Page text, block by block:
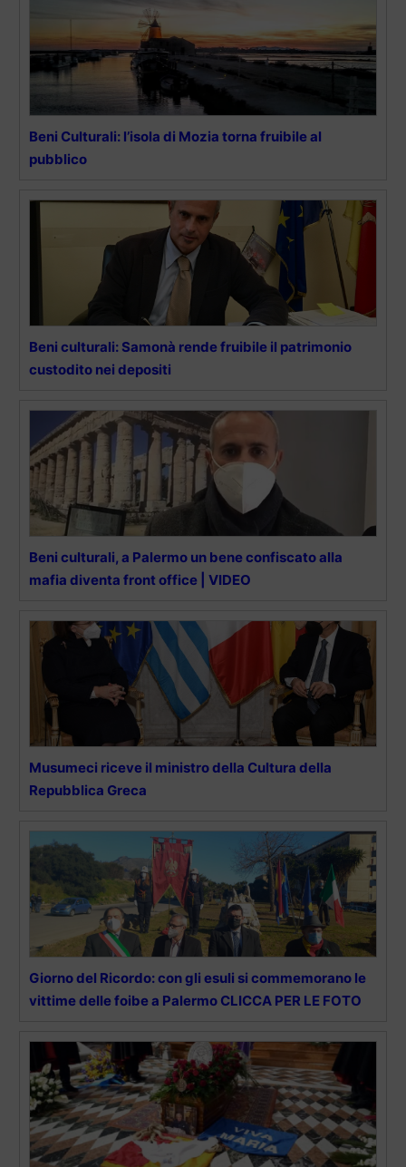
Beni Culturali: l’isola di Mozia torna fruibile al
pubblico
Beni culturali: Samonà rende fruibile il patrimonio
custodito nei depositi
Beni culturali, a Palermo un bene confiscato alla
mafia diventa front office | VIDEO
Musumeci riceve il ministro della Cultura della
Repubblica Greca
Giorno del Ricordo: con gli esuli si commemorano le
vittime delle foibe a Palermo CLICCA PER LE FOTO